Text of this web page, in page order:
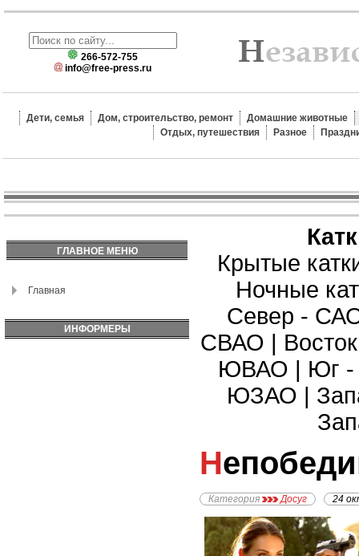
266-572-755
info@free-press.ru
Дети, семья Дом, строительство, ремонт
Домашние животные
Отдых, путешествия
Разное
ГЛАВНОЕ МЕНЮ
Главная
ИНФОРМЕРЫ
Крытые
Ночные
Север -
СВАО |
ЮВАО | Юг
ЮЗАО |
Категория Досуг 24